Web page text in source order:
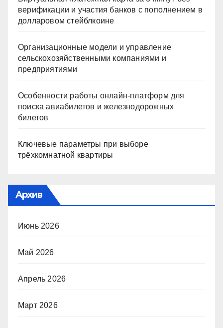
верификации и участия банков с пополнением в
долларовом стейблкоине
Организационные модели и управление
сельскохозяйственными компаниями и
предприятиями
Особенности работы онлайн-платформ для
поиска авиабилетов и железнодорожных
билетов
Ключевые параметры при выборе
трёхкомнатной квартиры
Архив
Июнь 2026
Май 2026
Апрель 2026
Март 2026